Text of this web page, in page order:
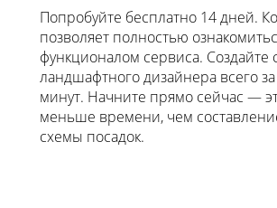
Попробуйте бесплатно 14 дней.
позволяет полностью
функционалом сервиса. Создайте
ландшафтного дизайнера всего
минут. Начните прямо сейчас —
меньше времени, чем
схемы посадок.